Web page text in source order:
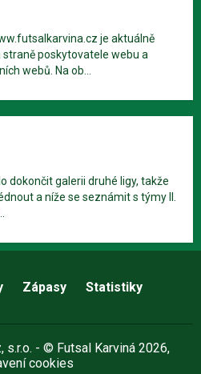
je aktuálně
straně poskytovatele webu a
webů. Na ob...
dokončit galerii druhé ligy, takže
a níže se seznámit s týmy II.
Zápasy Statistiky
, s.r.o. - © Futsal Karviná 2026,
cookies